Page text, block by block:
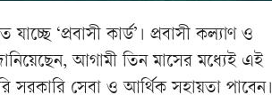
‘প্রবাসী কার্ড’। প্রবাসী কল্যাণ ও
আগামী তিন মাসের মধ্যেই এই
সরকারি সেবা ও আর্থিক সহায়তা পাবেন।